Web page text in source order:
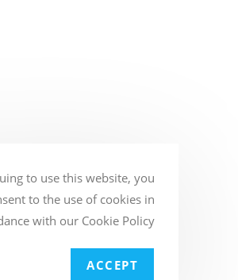
By continuing to use this website, you
consent to the use of cookies in
accordance with our Cookie Policy.